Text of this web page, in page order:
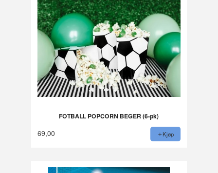
FOTBALL POPCORN BEGER (6-pk)
69,00 Kjøp